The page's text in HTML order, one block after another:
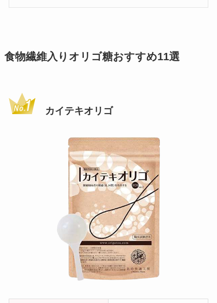
食物繊維入りオリゴ糖おすすめ11選
カイテキオリゴ